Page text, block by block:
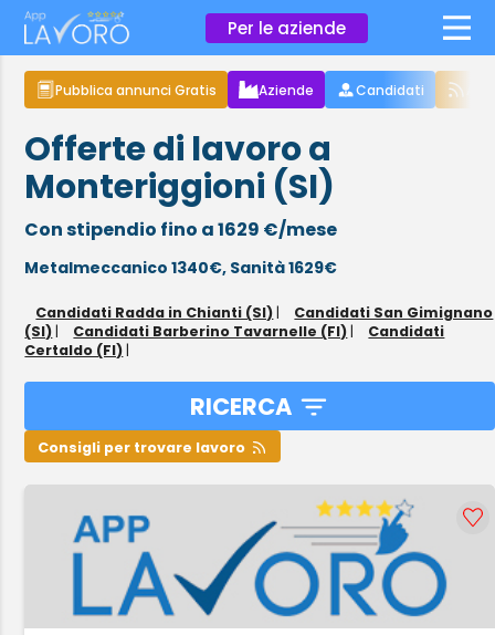
Per le aziende ×
Pubblica annunci Gratis Aziende Candidati
Offerte di lavoro a
Monteriggioni (SI)
Con stipendio fino a 1629 €/mese
Metalmeccanico 1340€, Sanità 1629€
Candidati Radda in Chianti (SI) |
Candidati San Gimignano
(SI) | Candidati Barberino Tavarnelle (FI) |
Candidati
Certaldo (FI) |
RICERCA
Consigli per trovare lavoro